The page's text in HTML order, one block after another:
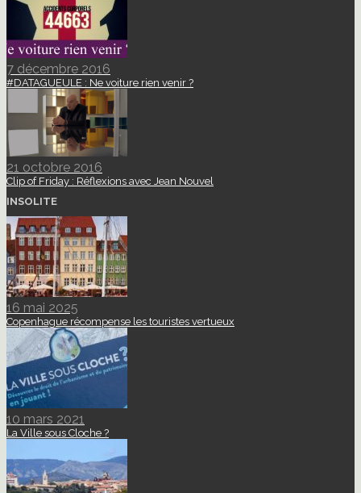
7 décembre 2016
#DATAGUEULE : Ne voiture rien venir ?
21 octobre 2016
Clip of Friday : Réflexions avec Jean Nouvel
INSOLITE
16 mai 2025
Copenhague récompense les touristes vertueux
10 mars 2021
La Ville sous Cloche ?